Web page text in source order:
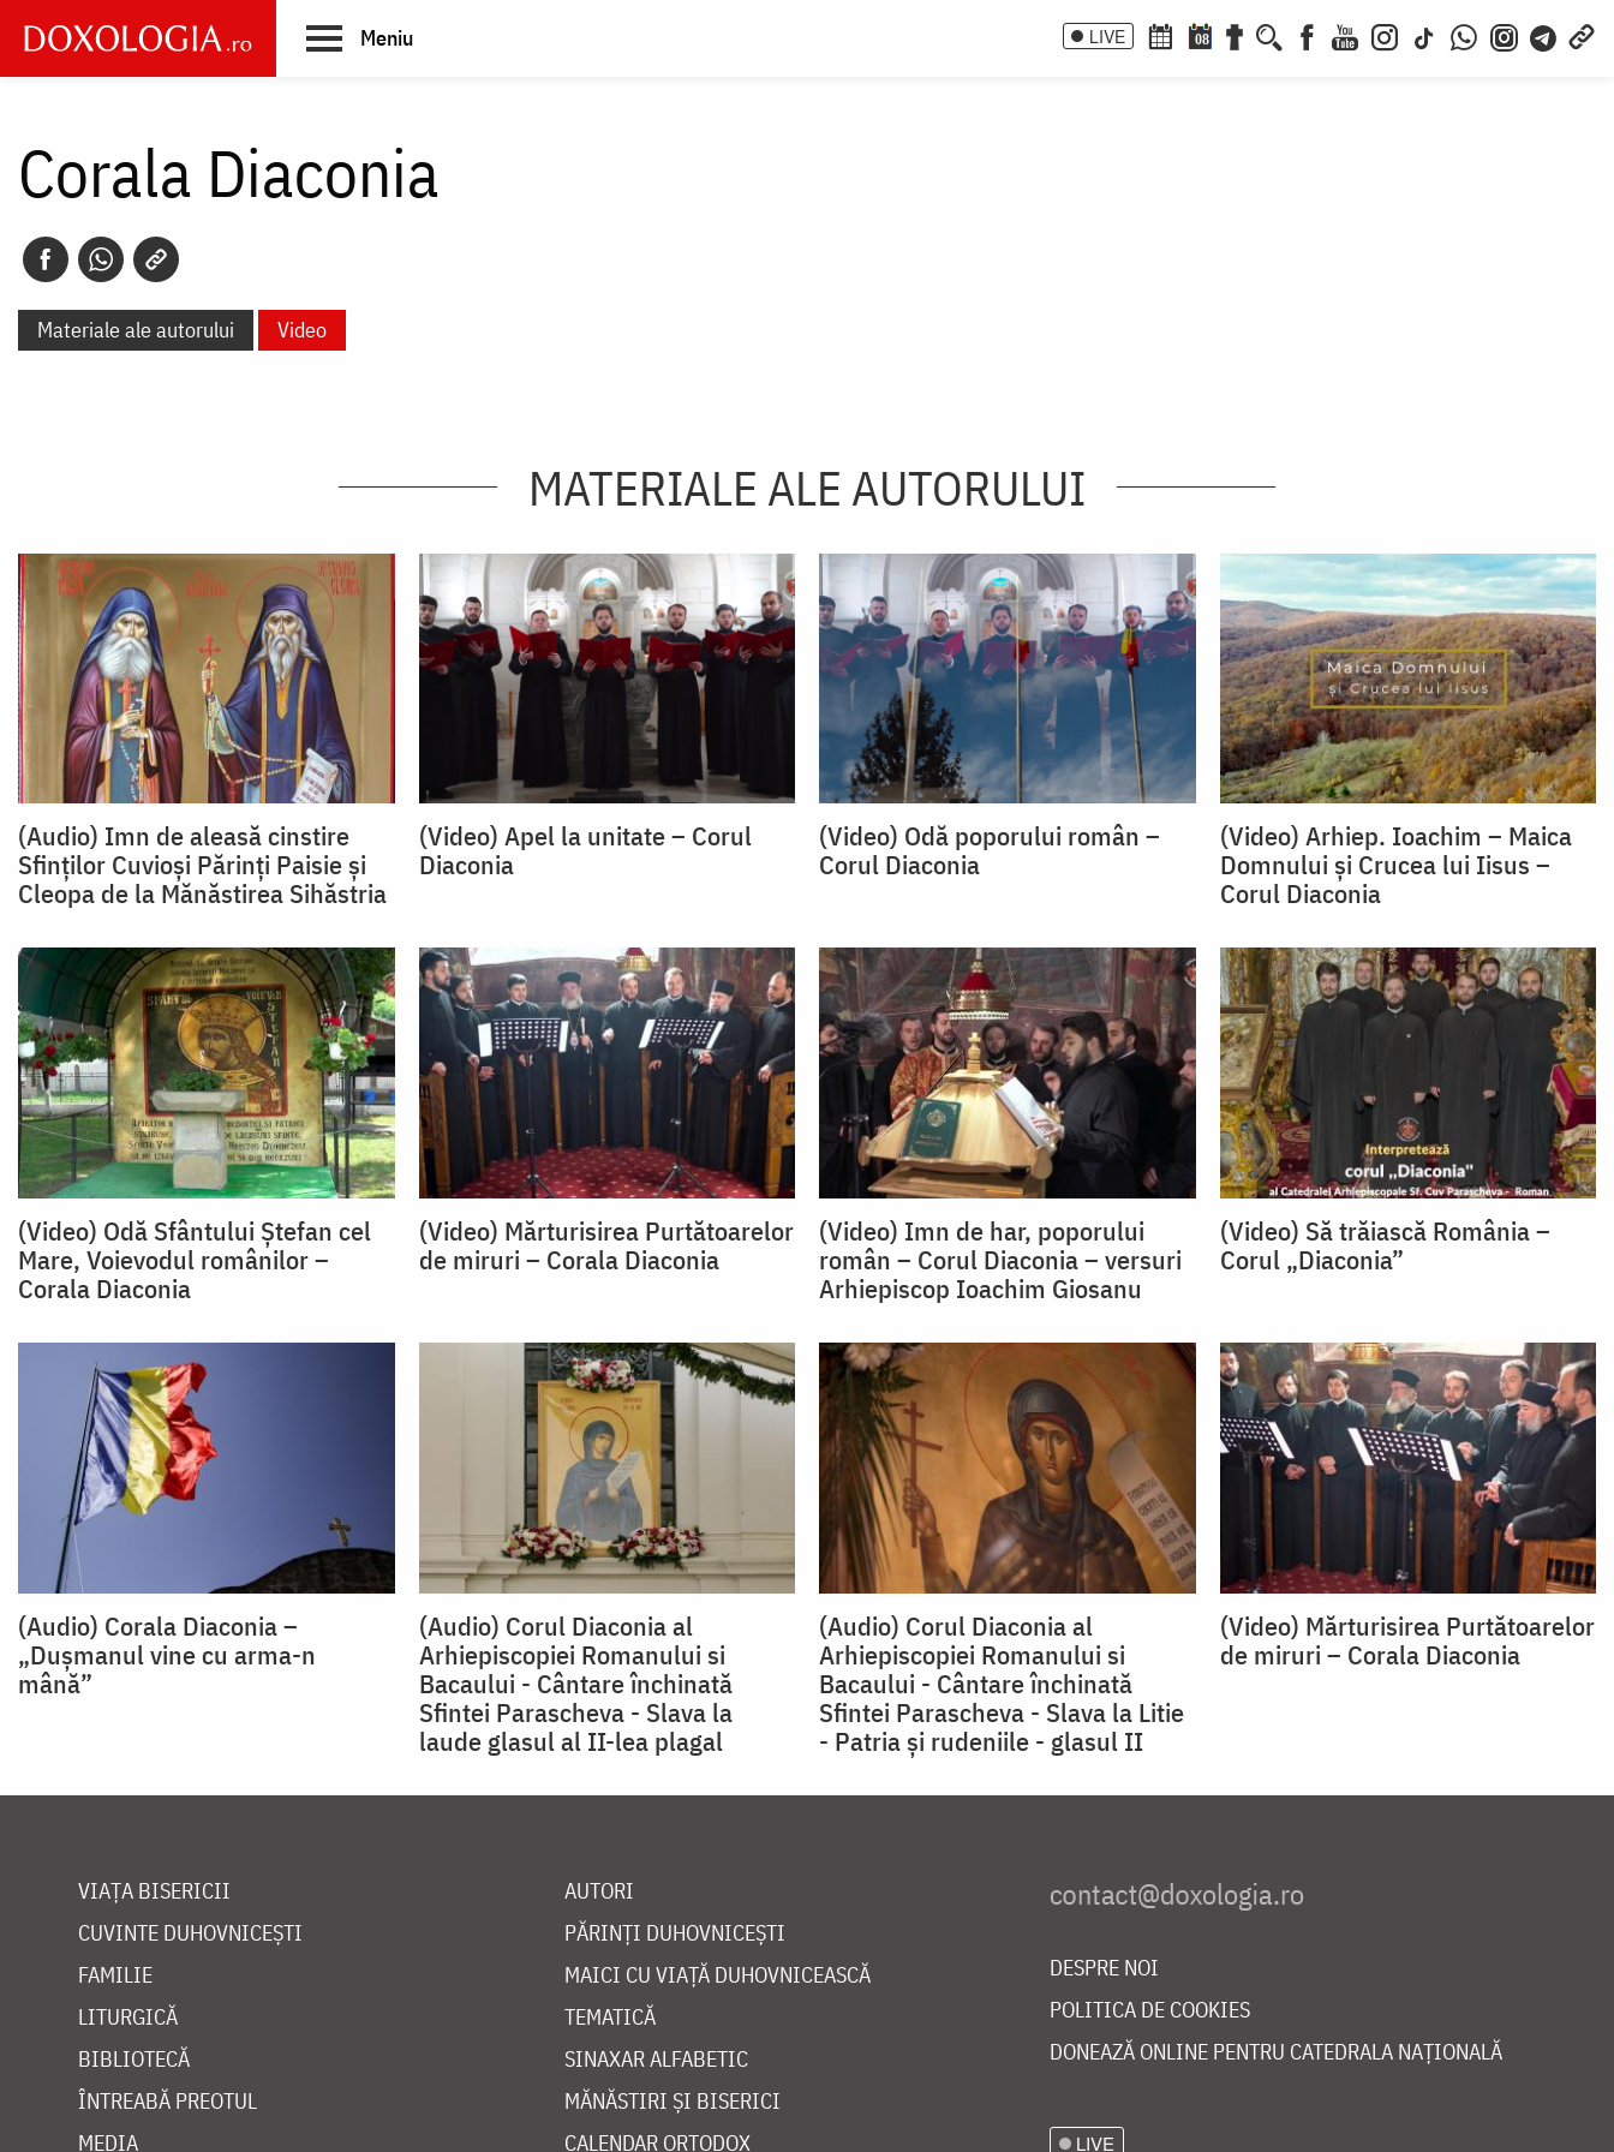
main
Meniu LIVE 08
Corala Diaconia
Materiale ale autorului Video
MATERIALE ALE AUTORULUI
(Audio) Imn de aleasă cinstire
Sfinților Cuvioși Părinți Paisie și
Cleopa de la Mănăstirea Sihăstria
(Video) Apel la unitate – Corul
Diaconia
(Video) Odă poporului român –
Corul Diaconia
(Video) Arhiep. Ioachim – Maica
Domnului și Crucea lui Iisus –
Corul Diaconia
(Video) Odă Sfântului Ștefan cel
Mare, Voievodul românilor –
Corala Diaconia
(Video) Mărturisirea Purtătoarelor
de miruri – Corala Diaconia
(Video) Imn de har, poporului
român – Corul Diaconia – versuri
Arhiepiscop Ioachim Giosanu
(Video) Să trăiască România –
Corul „Diaconia”
(Audio) Corala Diaconia –
„Dușmanul vine cu arma-n
mână”
(Audio) Corul Diaconia al
Arhiepiscopiei Romanului si
Bacaului - Cântare închinată
Sfintei Parascheva - Slava la
laude glasul al II-lea plagal
(Audio) Corul Diaconia al
Arhiepiscopiei Romanului si
Bacaului - Cântare închinată
Sfintei Parascheva - Slava la Litie
- Patria și rudeniile - glasul II
(Video) Mărturisirea Purtătoarelor
de miruri – Corala Diaconia
VIAȚA BISERICII
CUVINTE DUHOVNICEȘTI
FAMILIE
LITURGICĂ
BIBLIOTECĂ
ÎNTREABĂ PREOTUL
MEDIA
AUTORI
PĂRINȚI DUHOVNICEȘTI
MAICI CU VIAȚĂ DUHOVNICEASCĂ
TEMATICĂ
SINAXAR ALFABETIC
MĂNĂSTIRI ȘI BISERICI
CALENDAR ORTODOX
DESPRE NOI
POLITICA DE COOKIES
DONEAZĂ ONLINE PENTRU CATEDRALA NAȚIONALĂ
LIVE